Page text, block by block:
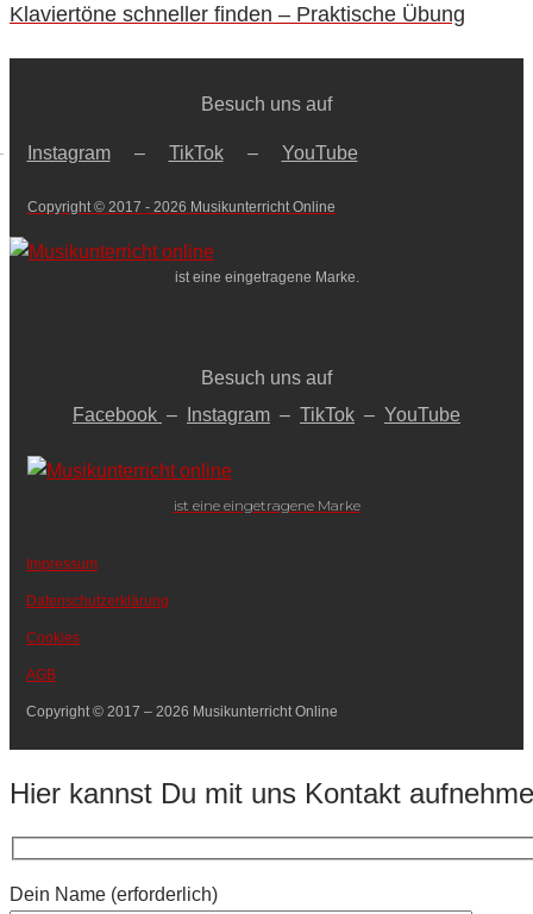
Klaviertöne schneller finden – Praktische Übung
Besuch uns auf
Instagram– TikTok– YouTube
Copyright © 2017 - 2026 Musikunterricht Online
ist eine eingetragene Marke.
Besuch uns auf
Facebook – Instagram – TikTok – YouTube
ist eine eingetragene Marke
Impressum
Datenschutzerklärung
Cookies
AGB
Copyright © 2017 – 2026 Musikunterricht Online
Hier kannst Du mit uns Kontakt
Dein Name (erforderlich)